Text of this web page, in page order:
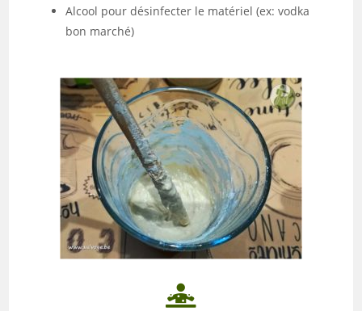
Alcool pour désinfecter le matériel (ex: vodka
bon marché)